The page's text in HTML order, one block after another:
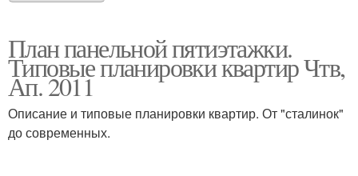
План панельной пятиэтажки.
Типовые планировки квартир Чтв,
Ап. 2011
Описание и типовые планировки квартир. От "сталинок"
до современных.